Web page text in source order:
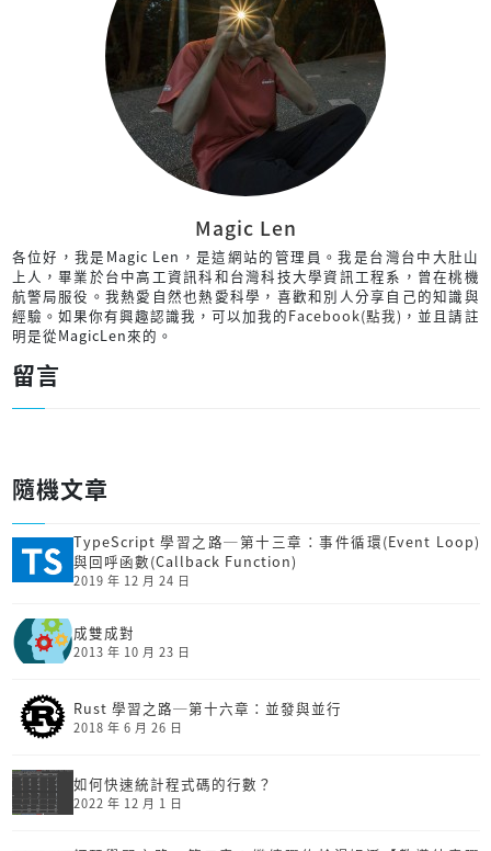
Magic Len
各位好，我是Magic Len，是這網站的管理員。我是台灣台中大肚山
上人，畢業於台中高工資訊科和台灣科技大學資訊工程系，曾在桃機
航警局服役。我熱愛自然也熱愛科學，喜歡和別人分享自己的知識與
經驗。如果你有興趣認識我，可以加我的Facebook(點我) ，並且請註
明是從MagicLen來的。
留言
隨機文章
TypeScript 學習之路─第十三章：事件循環(Event Loop)
與回呼函數(Callback Function)
2019 年 12 月 24 日
成雙成對
2013 年 10 月 23 日
Rust 學習之路─第十六章：並發與並行
2018 年 6 月 26 日
如何快速統計程式碼的行數？
2022 年 12 月 1 日